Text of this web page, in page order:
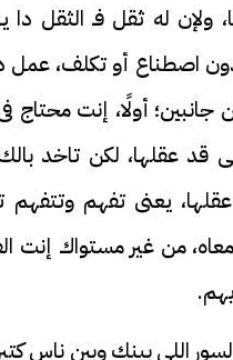
ولإن له ثقل فـ الثقل
اصطناع أو تكلف، عمل
أولًا، إنت محتاج
قد عقلها، لكن تاخد
يعنى تفهم
من غير مستواك إنت
السور اللى بينك وبين ناس